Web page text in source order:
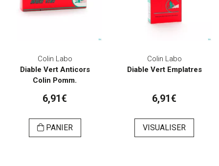
Colin Labo
Diable Vert Anticors
Colin Pomm.
6,91€
PANIER
Colin Labo
Diable Vert Emplatres
6,91€
VISUALISER